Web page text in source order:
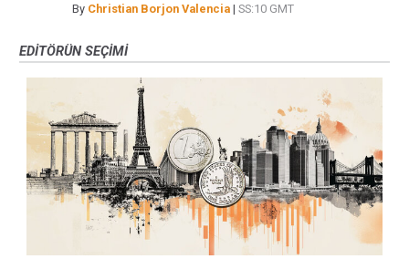
By Christian Borjon Valencia | SS:10 GMT
EDITÖRÜN SEÇIMI